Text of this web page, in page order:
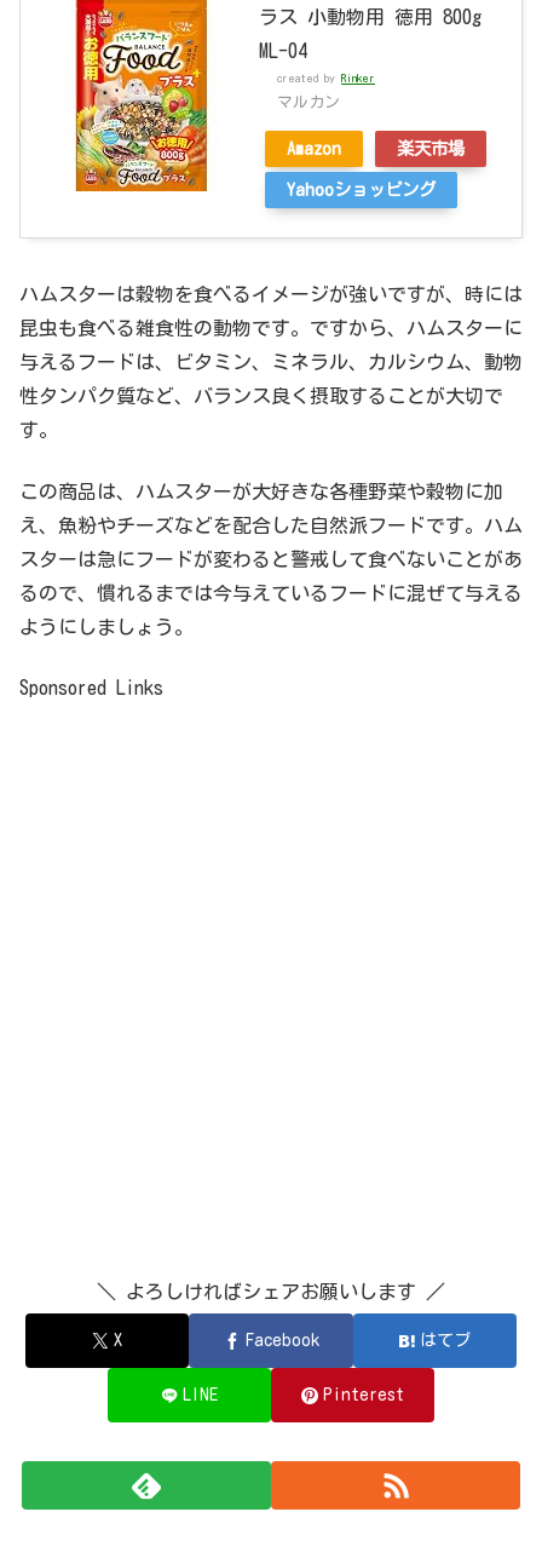
ラス 小動物用 徳用 800g
ML-04
created by Rinker
マルカン
Amazon 楽天市場
Yahooショッピング
ハムスターは穀物を食べるイメージが強いですが、時には
昆虫も食べる雑食性の動物です。ですから、ハムスターに
与えるフードは、ビタミン、ミネラル、カルシウム、動物
性タンパク質など、バランス良く摂取することが大切で
す。
この商品は、ハムスターが大好きな各種野菜や穀物に加
え、魚粉やチーズなどを配合した自然派フードです。ハム
スターは急にフードが変わると警戒して食べないことがあ
るので、慣れるまでは今与えているフードに混ぜて与える
ようにしましょう。
Sponsored Links
＼ よろしければシェアお願いします ／
X Facebook はてブ
LINE Pinterest